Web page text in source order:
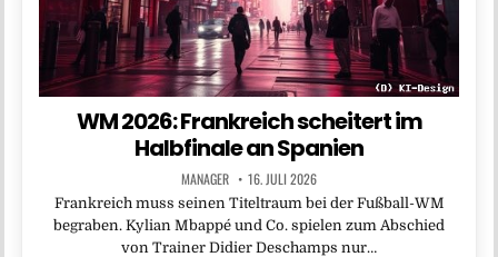
WM 2026: Frankreich scheitert im
Halbfinale an Spanien
MANAGER 16. JULI 2026
Frankreich muss seinen Titeltraum bei der Fußball-WM
begraben. Kylian Mbappé und Co. spielen zum Abschied
von Trainer Didier Deschamps nur…